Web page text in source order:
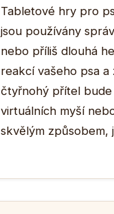
Tabletové hry pro
jsou používány
nebo příliš dlouhá
reakcí vašeho psa
čtyřnohý přítel bude
virtuálních myší
skvělým způsobem,